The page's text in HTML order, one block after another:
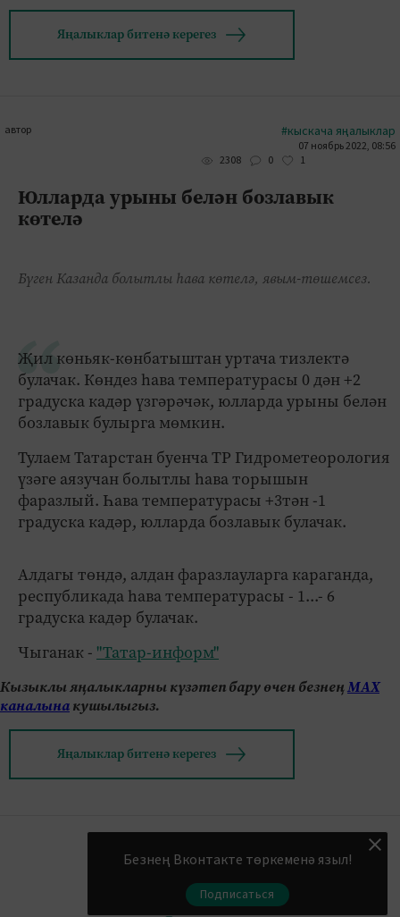
Яңалыклар битенә керегез
автор #кыскача яңалыклар
07 ноябрь 2022, 08:56
2308
0 1
Юлларда урыны белән бозлавык
көтелә
Бүген Казанда болытлы һава көтелә, явым-төшемсез.
Җил көньяк-көнбатыштан уртача тизлектә
булачак. Көндез һава температурасы 0 дән +2
градуска кадәр үзгәрәчәк, юлларда урыны белән
бозлавык булырга мөмкин.
Тулаем Татарстан буенча ТР Гидрометеорология
үзәге аязучан болытлы һава торышын
фаразлый. Һава температурасы +3тән -1
градуска кадәр, юлларда бозлавык булачак.
Алдагы төндә, алдан фаразлауларга караганда,
республикада һава температурасы - 1...- 6
градуска кадәр булачак.
Чыганак - "Татар-информ"
Кызыклы яңалыкларны күзәтеп бару өчен безнеңМАХ
каналынакушылыгыз.
Яңалыклар битенә керегез
Безнең Вконтакте төркеменә языл!
Подписаться